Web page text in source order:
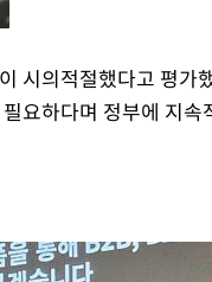
시의적절했다고 평가
요하다며 정부에 지속